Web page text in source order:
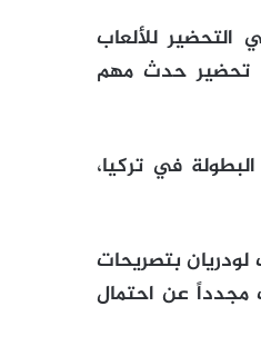
التحضير للألعاب
تحضير حدث مهم
في تركيا،
لودريان بتصريحات
مجدداً عن احتمال